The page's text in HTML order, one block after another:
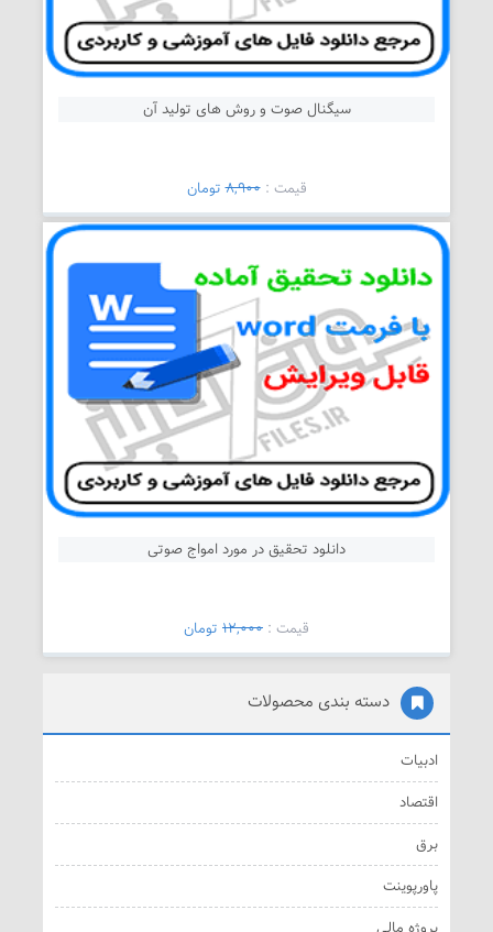
سیگنال صوت و روش های تولید آن
قیمت :8,900تومان
دانلود تحقیق در مورد امواج صوتی
قیمت : 12,000 تومان
دسته بندی محصولات
ادبیات
اقتصاد
برق
پاورپوینت